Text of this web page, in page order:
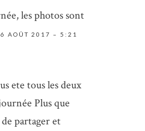
jamais
*
les photos sont
AOÛT 2017 – 5:21
ete tous les deux
Plus que
partager et